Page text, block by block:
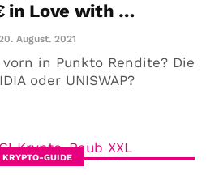
in Love with …
August. 2021
in Punkto Rendite? Die
oder UNISWAP?
KRYPTO-GUIDE